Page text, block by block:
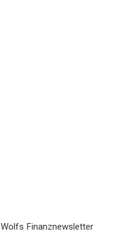
Wolfs Finanznewsletter